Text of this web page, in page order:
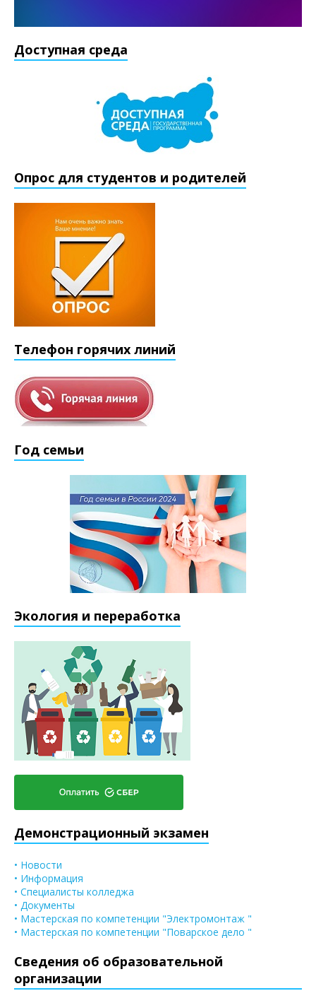
Доступная среда
Опрос для студентов и родителей
Телефон горячих линий
Год семьи
Экология и переработка
Демонстрационный экзамен
• Новости
• Информация
• Специалисты колледжа
• Документы
• Мастерская по компетенции "Электромонтаж "
• Мастерская по компетенции "Поварское дело "
Сведения об образовательной
организации